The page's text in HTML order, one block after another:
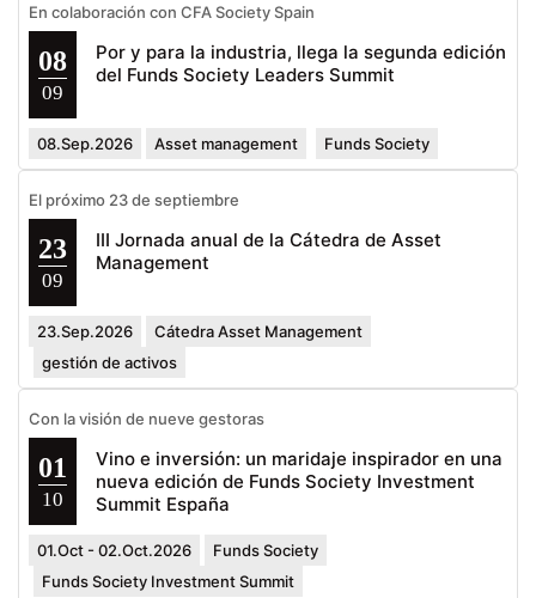
En colaboración con CFA Society Spain
08
09
Por y para la industria, llega la segunda edición
del Funds Society Leaders Summit
08.Sep.2026 Asset management Funds Society
El próximo 23 de septiembre
23
09
III Jornada anual de la Cátedra de Asset
Management
23.Sep.2026
Cátedra Asset Management
gestión de activos
Con la visión de nueve gestoras
01
10
Vino e inversión: un maridaje inspirador en una
nueva edición de Funds Society Investment
Summit España
01.Oct - 02.Oct.2026
Funds Society
Funds Society Investment Summit